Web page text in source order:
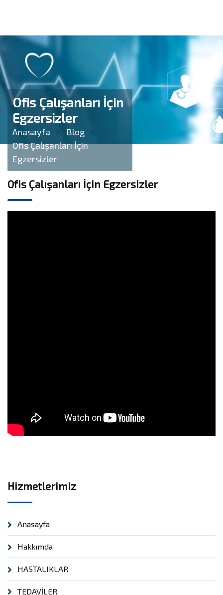
Ofis Çalışanları İçin
Egzersizler
Anasayfa
Blog
Ofis Çalışanları İçin
Egzersizler
Ofis Çalışanları İçin Egzersizler
Hizmetlerimiz
Anasayfa
Hakkımda
HASTALIKLAR
TEDAVİLER